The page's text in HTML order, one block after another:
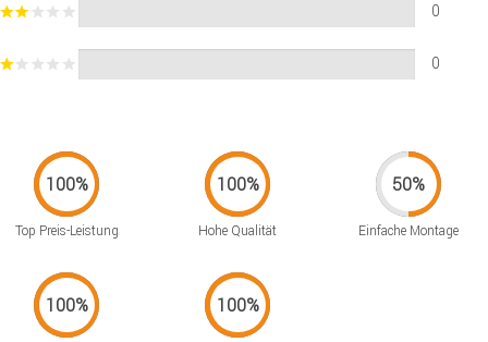
0
0
Top Preis-Leistung Hohe Qualität Einfache Montage